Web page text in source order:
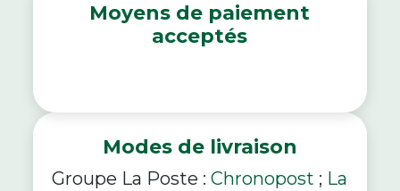
Moyens de paiement
acceptés
Modes de livraison
Groupe La Poste :Chronopost ; La